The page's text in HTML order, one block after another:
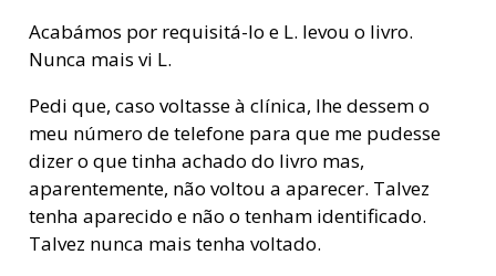
Acabámos por requisitá-lo e L. levou o livro.
Nunca mais vi L.
Pedi que, caso voltasse à clínica, lhe dessem o
meu número de telefone para que me pudesse
dizer o que tinha achado do livro mas,
aparentemente, não voltou a aparecer. Talvez
tenha aparecido e não o tenham identificado.
Talvez nunca mais tenha voltado.